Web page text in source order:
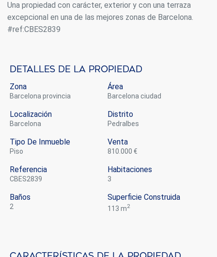
Una propiedad con carácter, exterior y con una terraza
excepcional en una de las mejores zonas de Barcelona.
#ref:CBES2839
Detalles de la propiedad
Zona
Barcelona provincia
Área
Barcelona ciudad
Localización
Barcelona
Distrito
Pedralbes
Tipo De Inmueble
piso
Venta
810.000 €
Referencia
CBES2839
Habitaciones
3
Baños
2
Superficie Construida
113 m2